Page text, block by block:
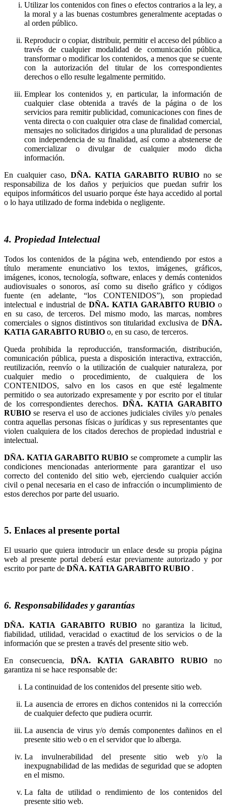
Utilizar los contenidos con fines o efectos contrarios a la ley, a
la moral y a las buenas costumbres generalmente aceptadas o
al orden público.
Reproducir o copiar, distribuir, permitir el acceso del público a
través de cualquier modalidad de comunicación pública,
transformar o modificar los contenidos, a menos que se cuente
con la autorización del titular de los correspondientes
derechos o ello resulte legalmente permitido.
Emplear los contenidos y, en particular, la información de
cualquier clase obtenida a través de la página o de los
servicios para remitir publicidad, comunicaciones con fines de
venta directa o con cualquier otra clase de finalidad comercial,
mensajes no solicitados dirigidos a una pluralidad de personas
con independencia de su finalidad, así como a abstenerse de
comercializar o divulgar de cualquier modo dicha
información.
En cualquier caso,
no se
responsabiliza de los daños y perjuicios que puedan sufrir los
equipos informáticos del usuario porque éste haya accedido al portal
o lo haya utilizado de forma indebida o negligente.
4. Propiedad Intelectual
Todos los contenidos de la página web, entendiendo por estos a
título meramente enunciativo los textos, imágenes, gráficos,
imágenes, iconos, tecnología, software, enlaces y demás contenidos
audiovisuales o sonoros, así como su diseño gráfico y códigos
fuente (en adelante, “los CONTENIDOS”), son propiedad
intelectual e industrial de
o
en su caso, de terceros. Del mismo modo, las marcas, nombres
comerciales o signos distintivos son titularidad exclusiva de
o, en su caso, de terceros.
Queda prohibida la reproducción, transformación, distribución,
comunicación pública, puesta a disposición interactiva, extracción,
reutilización, reenvío o la utilización de cualquier naturaleza, por
cualquier medio o procedimiento, de cualquiera de los
CONTENIDOS, salvo en los casos en que esté legalmente
permitido o sea autorizado expresamente y por escrito por el titular
de los correspondientes derechos.
se reserva el uso de acciones judiciales civiles y/o penales
contra aquellas personas físicas o jurídicas y sus representantes que
violen cualquiera de los citados derechos de propiedad industrial e
intelectual.
se compromete a cumplir las
condiciones mencionadas anteriormente para garantizar el uso
correcto del contenido del sitio web, ejerciendo cualquier acción
civil o penal necesaria en el caso de infracción o incumplimiento de
estos derechos por parte del usuario.
5. Enlaces al presente portal
El usuario que quiera introducir un enlace desde su propia página
web al presente portal deberá estar previamente autorizado y por
escrito por parte de
.
6. Responsabilidades y garantías
no garantiza la licitud,
fiabilidad, utilidad, veracidad o exactitud de los servicios o de la
información que se presten a través del presente sitio web.
En consecuencia,
no
garantiza ni se hace responsable de:
La continuidad de los contenidos del presente sitio web.
La ausencia de errores en dichos contenidos ni la corrección
de cualquier defecto que pudiera ocurrir.
La ausencia de virus y/o demás componentes dañinos en el
presente sitio web o en el servidor que lo alberga.
La invulnerabilidad del presente sitio web y/o la
inexpugnabilidad de las medidas de seguridad que se adopten
en el mismo.
La falta de utilidad o rendimiento de los contenidos del
presente sitio web.